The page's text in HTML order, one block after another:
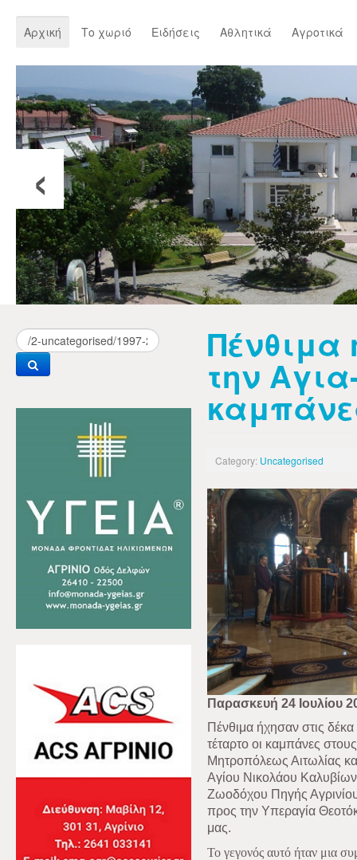
Αρχική Το χωριό Ειδήσεις Αθλητικά Αγροτικά
‹
Πένθιμα
την
Category: Uncategorised
Παρασκευή 24 Ιουλίου
Πένθιμα ήχησαν στις
τέταρτο οι καμπάνες
Μητροπόλεως Αιτωλίας
Αγίου Νικολάου
Ζωοδόχου Πηγής
προς την Υπεραγία
μας.
Το γεγονός αυτό ήταν μια